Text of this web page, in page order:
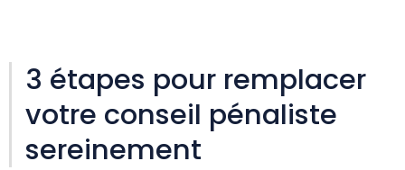
3 étapes pour remplacer
votre conseil pénaliste
sereinement